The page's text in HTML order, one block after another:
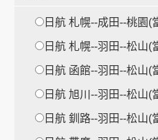
時
日航 札幌--成田--桃園(
日航 札幌--羽田--松山(
日航 函館--羽田--松山(
日航 旭川--羽田--松山(
日航 釧路--羽田--松山(